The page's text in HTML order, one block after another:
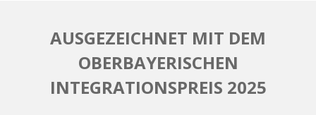
AUSGEZEICHNET MIT DEM
OBERBAYERISCHEN
INTEGRATIONSPREIS 2025